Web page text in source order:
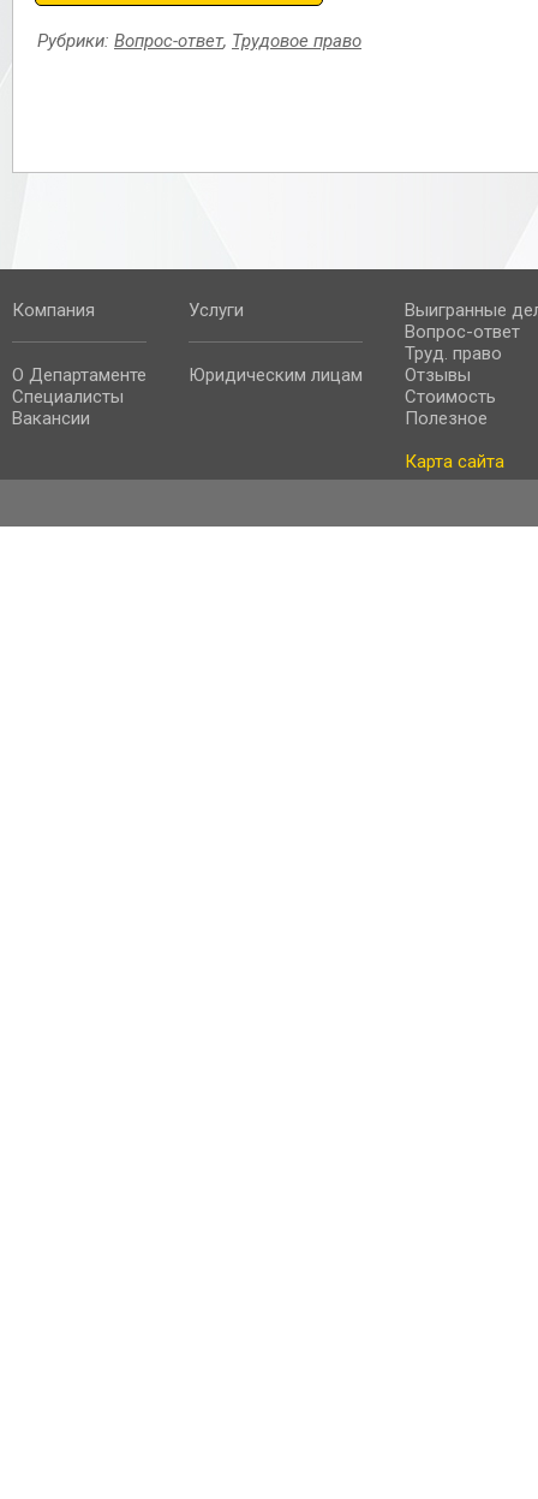
Рубрики: Вопрос-ответ, Трудовое право
Компания
О Департаменте
Специалисты
Вакансии
Услуги
Юридическим лицам
Выигранные
Вопрос-ответ
Труд. право
Отзывы
Стоимость
Полезное
Карта сайта